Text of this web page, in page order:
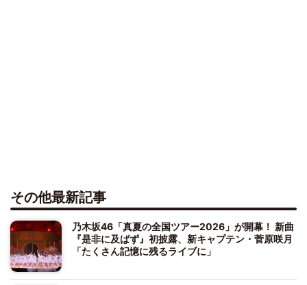
その他最新記事
乃木坂46「真夏の全国ツアー2026」が開幕！ 新曲
『是非に及ばず』初披露、新キャプテン・菅原咲月
「たくさん記憶に残るライブに」